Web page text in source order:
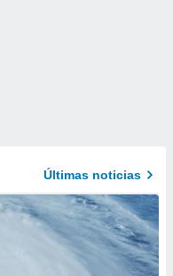
Últimas noticias